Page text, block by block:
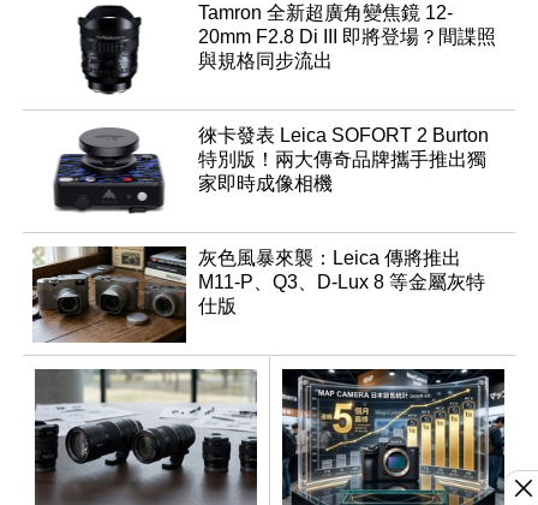
Tamron 全新超廣角變焦鏡 12-
20mm F2.8 Di III 即將登場？間諜照
與規格同步流出
徠卡發表 Leica SOFORT 2 Burton
特別版！兩大傳奇品牌攜手推出獨
家即時成像相機
灰色風暴來襲：Leica 傳將推出
M11-P、Q3、D-Lux 8 等金屬灰特
仕版